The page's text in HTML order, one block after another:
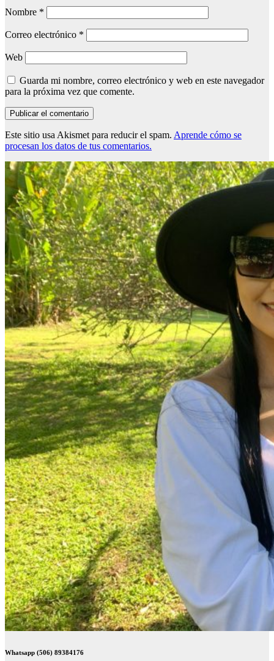
Nombre *
Correo electrónico *
Web
Guarda mi nombre, correo electrónico y web en este navegador
para la próxima vez que comente.
Este sitio usa Akismet para reducir el spam. Aprende cómo se
procesan los datos de tus comentarios.
Whatsapp (506) 89384176